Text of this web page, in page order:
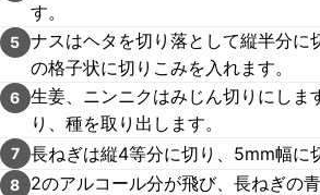
す。
5 ナスはヘタを切り落として縦半分に
の格子状に切りこみを入れます。
6 生姜、ニンニクはみじん切りにしま
り、種を取り出します。
7 長ねぎは縦4等分に切り、5mm幅に
8
2のアルコール分が飛び、長ねぎの